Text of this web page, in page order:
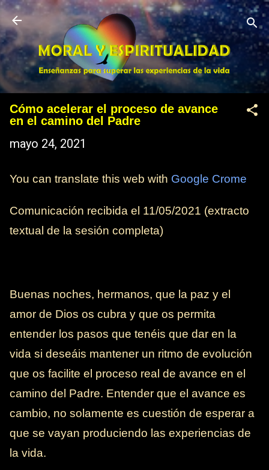
Ir al contenido principal
Cómo acelerar el proceso de avance
en el camino del Padre
mayo 24, 2021
You can translate this web with Google Crome
Comunicación recibida el 11/05/2021 (extracto
textual de la sesión completa)
Buenas noches, hermanos, que la paz y el
amor de Dios os cubra y que os permita
entender los pasos que tenéis que dar en la
vida si deseáis mantener un ritmo de evolución
que os facilite el proceso real de avance en el
camino del Padre. Entender que el avance es
cambio, no solamente es cuestión de esperar a
que se vayan produciendo las experiencias de
la vida.